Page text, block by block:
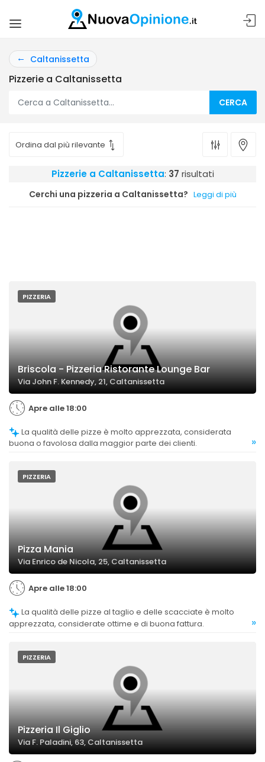
Caltanissetta
Pizzerie a Caltanissetta
CERCA
Pizzerie a Caltanissetta: 37 risultati
Cerchi una pizzeria a Caltanissetta? Leggi di più
PIZZERIA
Briscola - Pizzeria Ristorante Lounge Bar
Via John F. Kennedy, 21, Caltanissetta
Apre alle 18:00
buona o favolosa dalla maggior parte dei clienti.
»
PIZZERIA
Pizza Mania
Via Enrico de Nicola, 25, Caltanissetta
Apre alle 18:00
apprezzata, considerate ottime e di buona fattura.
»
PIZZERIA
Pizzeria Il Giglio
Via F. Paladini, 63, Caltanissetta